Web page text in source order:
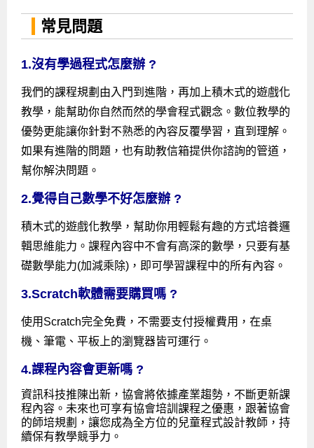
常見問題
1.沒有學過程式怎麼辦 ?
我們的課程規劃由入門到進階，再加上積木式的遊戲化
教學，能幫助你自然而然的學會程式觀念。數位教學的
優勢更能讓你針對不熟悉的內容反覆學習，直到理解。
如果有進階的問題，也有助教信箱提供你諮詢的管道，
幫你解決問題。
2.覺得自己數學不好怎麼辦 ?
積木式的遊戲化教學，幫助你用輕鬆有趣的方式培養邏
輯思維能力。課程內容中不會有高深的數學，只要有基
礎數學能力(加減乘除)，即可學習課程中的所有內容。
3.Scratch軟體需要購買嗎 ?
使用Scratch完全免費，不需要支付授權費用，在桌
機、筆電、平板上的瀏覽器皆可運行。
4.課程內容會更新嗎 ?
資訊科技推陳出新，協會將依據產業趨勢，不斷更新課
程內容。未來也可享有協會培訓課程之優惠，跟著協會
的師培規劃，讓您成為全方位的兒童程式設計教師，持
續保有教學競爭力。